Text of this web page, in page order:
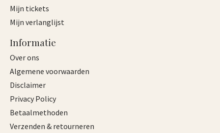
Mijn tickets
Mijn verlanglijst
Informatie
Over ons
Algemene voorwaarden
Disclaimer
Privacy Policy
Betaalmethoden
Verzenden & retourneren